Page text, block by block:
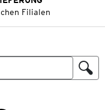
Filialen